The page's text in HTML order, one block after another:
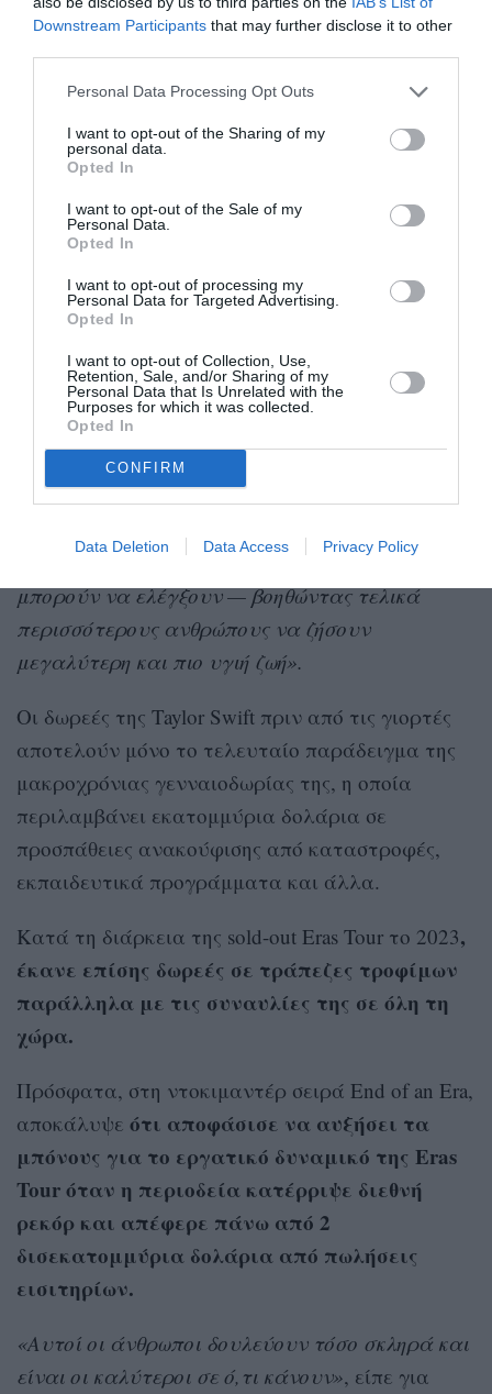
Downstream Participants that may further disclose it to other
Personal Data Processing Opt Outs
I want to opt-out of the Sharing of my
personal data.
Opted In
I want to opt-out of the Sale of my
Personal Data.
Opted In
I want to opt-out of processing my
Personal Data for Targeted Advertising.
Opted In
I want to opt-out of Collection, Use,
Retention, Sale, and/or Sharing of my
Personal Data that Is Unrelated with the
Purposes for which it was collected.
Opted In
CONFIRM
Data Deletion Data Access Privacy Policy
New Heights, τον Αύγουστο, αποκαλύπτοντας
ότι ο πατέρας της υποβλήθηκε σε επέμβαση στην
καρδιά κατά τη διάρκεια του καλοκαιριού.
Σε δήλωσή της, η CEO της AHA, Nancy Brown,
τόνισε ότι η δωρεά της Swift
μόνιμη αλλαγή που ξεπερνά την οικονομική της
αξία».
«Η εμπειρία της οικογένειάς της με
καρδιαγγειακά προβλήματα είναι πολύ κοινή,
καθώς σχεδόν οι μισοί Αμερικανοί ενήλικες
πλήττονται»,είπε η Brown.«Η δέσμευσή της να
υποστηρίξει τον πατέρα της θα
ευαισθητοποιήσει πολλούς ακόμα για την
ανάγκη να φροντίζουν την καρδιά τους, να
βελτιώσουν τους παράγοντες κινδύνου που
μπορούν να ελέγξουν — βοηθώντας τελικά
περισσότερους ανθρώπους να ζήσουν
μεγαλύτερη και πιο υγιή ζωή».
Οι δωρεές της Taylor Swift πριν από τις γιορτές
αποτελούν μόνο το τελευταίο παράδειγμα της
μακροχρόνιας γενναιοδωρίας της, η οποία
περιλαμβάνει εκατομμύρια δολάρια σε
προσπάθειες ανακούφισης από καταστροφές,
εκπαιδευτικά προγράμματα και άλλα.
Κατά τη διάρκεια της sold-out Eras Tour το 2023,
έκανε επίσης δωρεές σε τράπεζες τροφίμων
παράλληλα με τις συναυλίες της σε όλη τη
χώρα.
Πρόσφατα, στη ντοκιμαντέρ σειρά End of an Era,
αποκάλυψε ότι αποφάσισε να αυξήσει τα
μπόνους για το εργατικό δυναμικό της Eras
Tour όταν η περιοδεία κατέρριψε διεθνή
ρεκόρ και απέφερε πάνω από 2
δισεκατομμύρια δολάρια από πωλήσεις
εισιτηρίων.
«Αυτοί οι άνθρωποι δουλεύουν τόσο σκληρά και
είναι οι καλύτεροι σε ό,τι κάνουν», είπε για